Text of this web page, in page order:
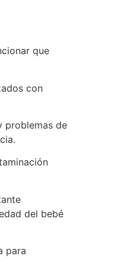
que
con
problemas de
del bebé
para